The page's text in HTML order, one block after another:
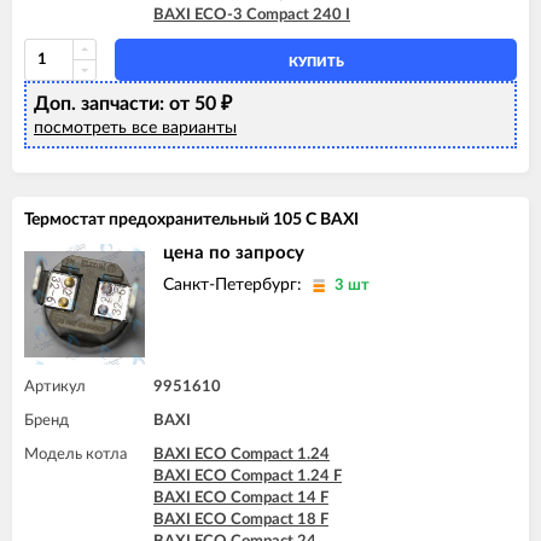
BAXI ECO-3 Compact 240 I
КУПИТЬ
Доп. запчасти: от 50 ₽
посмотреть все варианты
Термостат предохранительный 105 С BAXI
цена по запросу
Санкт-Петербург: 3 шт
Артикул 9951610
Бренд BAXI
Модель котла
BAXI ECO Compact 1.24
BAXI ECO Compact 1.24 F
BAXI ECO Compact 14 F
BAXI ECO Compact 18 F